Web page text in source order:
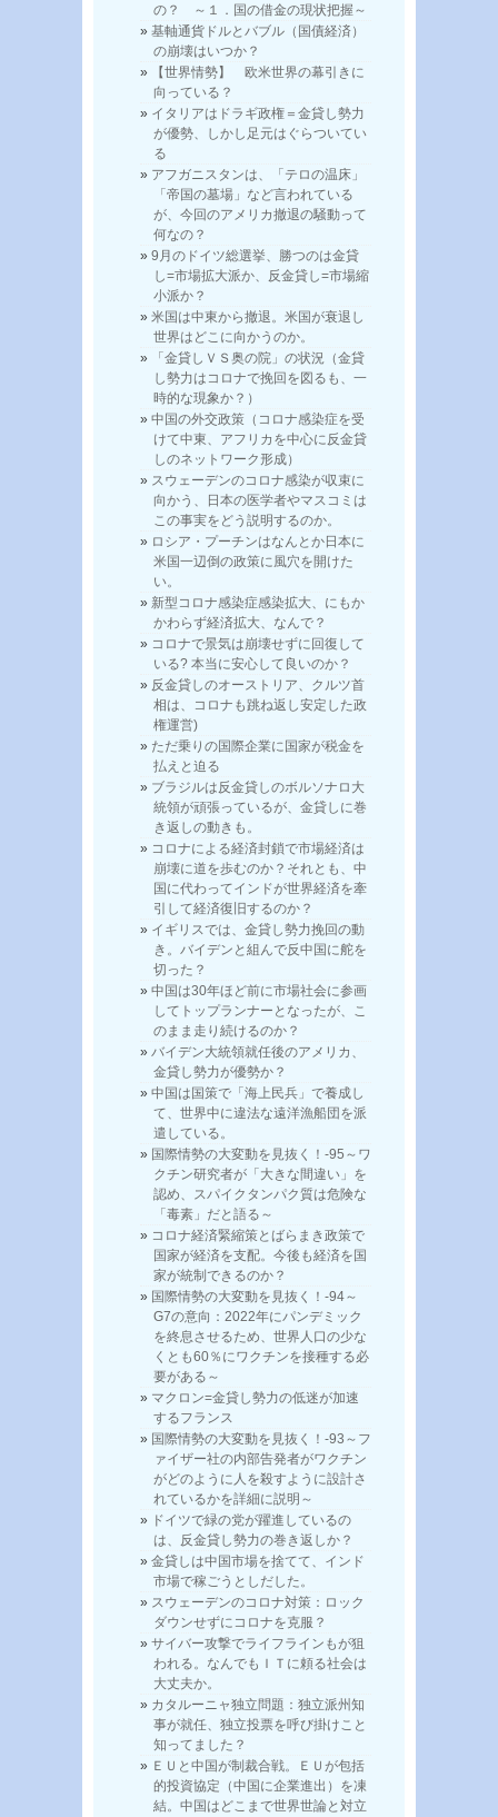
の？ ～１．国の借金の現状把握～
基軸通貨ドルとバブル（国債経済）
の崩壊はいつか？
【世界情勢】 欧米世界の幕引きに
向っている？
イタリアはドラギ政権＝金貸し勢力
が優勢、しかし足元はぐらついてい
る
アフガニスタンは、「テロの温床」
「帝国の墓場」など言われている
が、今回のアメリカ撤退の騒動って
何なの？
9月のドイツ総選挙、勝つのは金貸
し=市場拡大派か、反金貸し=市場縮
小派か？
米国は中東から撤退。米国が衰退し
世界はどこに向かうのか。
「金貸しＶＳ奥の院」の状況（金貸
し勢力はコロナで挽回を図るも、一
時的な現象か？）
中国の外交政策（コロナ感染症を受
けて中東、アフリカを中心に反金貸
しのネットワーク形成）
スウェーデンのコロナ感染が収束に
向かう、日本の医学者やマスコミは
この事実をどう説明するのか。
ロシア・プーチンはなんとか日本に
米国一辺倒の政策に風穴を開けた
い。
新型コロナ感染症感染拡大、にもか
かわらず経済拡大、なんで？
コロナで景気は崩壊せずに回復して
いる? 本当に安心して良いのか？
反金貸しのオーストリア、クルツ首
相は、コロナも跳ね返し安定した政
権運営)
ただ乗りの国際企業に国家が税金を
払えと迫る
ブラジルは反金貸しのボルソナロ大
統領が頑張っているが、金貸しに巻
き返しの動きも。
コロナによる経済封鎖で市場経済は
崩壊に道を歩むのか？それとも、中
国に代わってインドが世界経済を牽
引して経済復旧するのか？
イギリスでは、金貸し勢力挽回の動
き。バイデンと組んで反中国に舵を
切った？
中国は30年ほど前に市場社会に参画
してトップランナーとなったが、こ
のまま走り続けるのか？
バイデン大統領就任後のアメリカ、
金貸し勢力が優勢か？
中国は国策で「海上民兵」で養成し
て、世界中に違法な遠洋漁船団を派
遣している。
国際情勢の大変動を見抜く！-95～ワ
クチン研究者が「大きな間違い」を
認め、スパイクタンパク質は危険な
「毒素」だと語る～
コロナ経済緊縮策とばらまき政策で
国家が経済を支配。今後も経済を国
家が統制できるのか？
国際情勢の大変動を見抜く！-94～
G7の意向：2022年にパンデミック
を終息させるため、世界人口の少な
くとも60％にワクチンを接種する必
要がある～
マクロン=金貸し勢力の低迷が加速
するフランス
国際情勢の大変動を見抜く！-93～フ
ァイザー社の内部告発者がワクチン
がどのように人を殺すように設計さ
れているかを詳細に説明～
ドイツで緑の党が躍進しているの
は、反金貸し勢力の巻き返しか？
金貸しは中国市場を捨てて、インド
市場で稼ごうとしだした。
スウェーデンのコロナ対策：ロック
ダウンせずにコロナを克服？
サイバー攻撃でライフラインもが狙
われる。なんでもＩＴに頼る社会は
大丈夫か。
カタルーニャ独立問題：独立派州知
事が就任、独立投票を呼び掛けこと
知ってました？
ＥＵと中国が制裁合戦。ＥＵが包括
的投資協定（中国に企業進出）を凍
結。中国はどこまで世界世論と対立